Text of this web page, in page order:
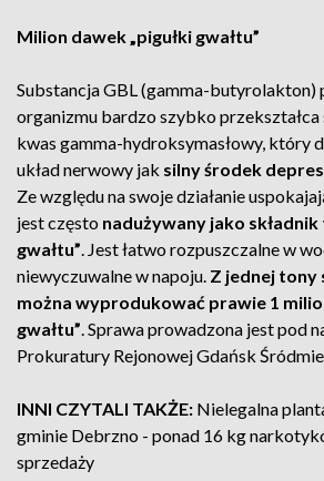
Milion dawek „pigułki gwałtu”
Substancja GBL (gamma-butyrolakton)
organizmu bardzo szybko przekształca
kwas gamma-hydroksymasłowy, który
układ nerwowy jak silny środek
Ze względu na swoje działanie
jest często nadużywany jako składnik
gwałtu”. Jest łatwo rozpuszczalne w
niewyczuwalne w napoju. Z jednej tony
można wyprodukować prawie 1
gwałtu”. Sprawa prowadzona jest pod
Prokuratury Rejonowej Gdańsk
INNI CZYTALI TAKŻE: Nielegalna
gminie Debrzno - ponad 16 kg
sprzedaży